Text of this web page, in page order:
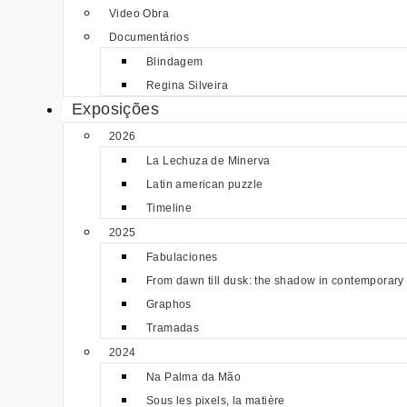
Video Obra
Documentários
Blindagem
Regina Silveira
Exposições
2026
La Lechuza de Minerva
Latin american puzzle
Timeline
2025
Fabulaciones
From dawn till dusk: the shadow in contemporary
Graphos
Tramadas
2024
Na Palma da Mão
Sous les pixels, la matière